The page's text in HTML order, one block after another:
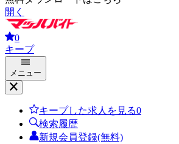
開く
0
キープ
メニュー
キープした求人を見る0
検索履歴
新規会員登録(無料)